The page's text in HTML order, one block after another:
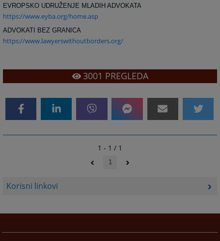
Korisni linkovi
EVROPSKO UDRUŽENJE MLADIH ADVOKATA
https://www.eyba.org/home.asp
ADVOKATI BEZ GRANICA
https://www.lawyerswithoutborders.org/
3001 PREGLEDA
1 - 1 / 1
1